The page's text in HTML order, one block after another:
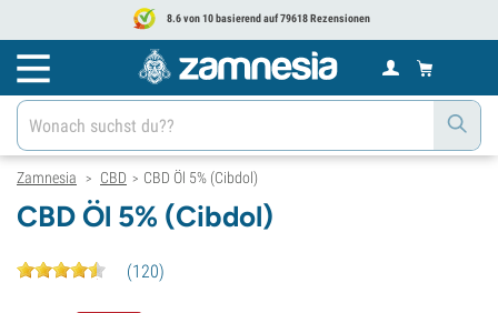
8.6 von 10 basierend auf 79618 Rezensionen
Zamnesia > CBD > CBD Öl 5% (Cibdol)
CBD Öl 5% (Cibdol)
(120)